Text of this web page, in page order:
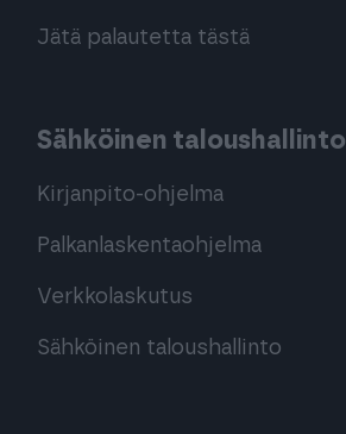
Jätä palautetta tästä
Sähköinen taloushallinto
Kirjanpito-ohjelma
Palkanlaskentaohjelma
Verkkolaskutus
Sähköinen taloushallinto